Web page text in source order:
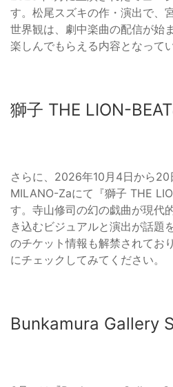
す。松尾スズキの作・演出で、
世界観は、劇中楽曲の配信が始
楽しんでもらえる内容となってい
獅子 THE LION-
さらに、2026年10月4日から20
MILANO-Zaにて『獅子 THE
す。寺山修司の幻の戯曲が現代
き込むビジュアルと演出が話題
のチケット情報も解禁されてお
にチェックしてみてください。
Bunkamura Gallery